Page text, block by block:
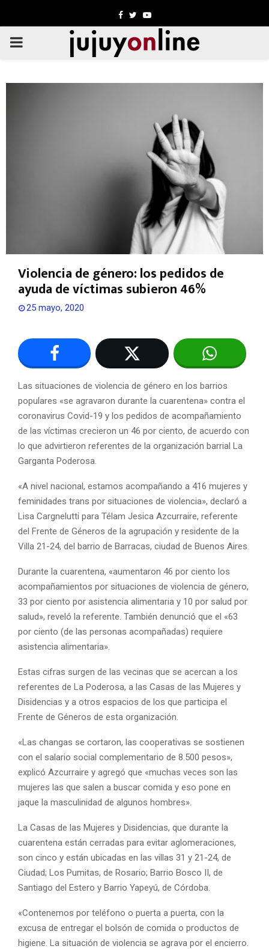
Facebook
TwitterYoutube
PRIMARY
Violencia de género: los pedidos de
ayuda de víctimas subieron 46%
25 mayo, 2020
Las situaciones de violencia de género en los barrios
populares «se agravaron durante la cuarentena» contra el
coronavirus Covid-19 y los pedidos de acompañamiento
de las víctimas crecieron un 46 por ciento, de acuerdo con
lo que advirtieron referentes de la organización barrial La
Garganta Poderosa.
«A nivel nacional, estamos acompañando a 416 mujeres y
feminidades trans por situaciones de violencia», declaró a
Lisa Cargnelutti para Télam Jesica Azcurraire, referente
del Frente de Géneros de la agrupación y residente de la
Villa 21-24, del barrio de Barracas, ciudad de Buenos Aires.
Durante la cuarentena, «aumentaron 46 por ciento los
acompañamientos por situaciones de violencia de género,
33 por ciento por asistencia alimentaria y 10 por salud por
salud», reveló la referente. También denunció que el «63
por ciento (de las personas acompañadas) requiere
asistencia alimentaria».
Estas cifras surgen de las vecinas que se acercan a los
referentes de La Poderosa, a las Casas de las Mujeres y
Disidencias y a otros espacios de los que participa el
Frente de Géneros de esta organización.
«Las changas se cortaron, las cooperativas se sostienen
con el salario social complementario de 8.500 pesos»,
explicó Azcurraire y agregó que «muchas veces son las
mujeres las que salen a buscar comida y eso pone en
jaque la masculinidad de algunos hombres».
La Casas de las Mujeres y Disidencias, que durante la
cuarentena están cerradas para evitar aglomeraciones,
son cinco y están ubicadas en las villas 31 y 21-24, de
Ciudad; Los Pumitas, de Rosario; Barrio Bosco II, de
Santiago del Estero y Barrio Yapeyú, de Córdoba.
«Contenemos por teléfono o puerta a puerta, con la
excusa de entregar el bolsón de comida o productos de
higiene. La situación de violencia se agrava por el encierro.